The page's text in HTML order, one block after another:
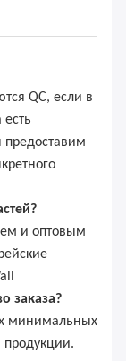
QC, если в
предоставим
и оптовым
заказа?
минимальных
продукции.